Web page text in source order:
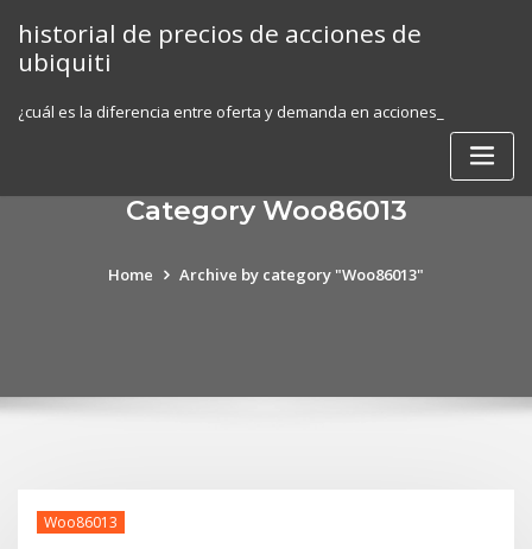
content
historial de precios de acciones de
ubiquiti
¿cuál es la diferencia entre oferta y demanda en acciones_
Category Woo86013
Home Archive by category "Woo86013"
Woo86013